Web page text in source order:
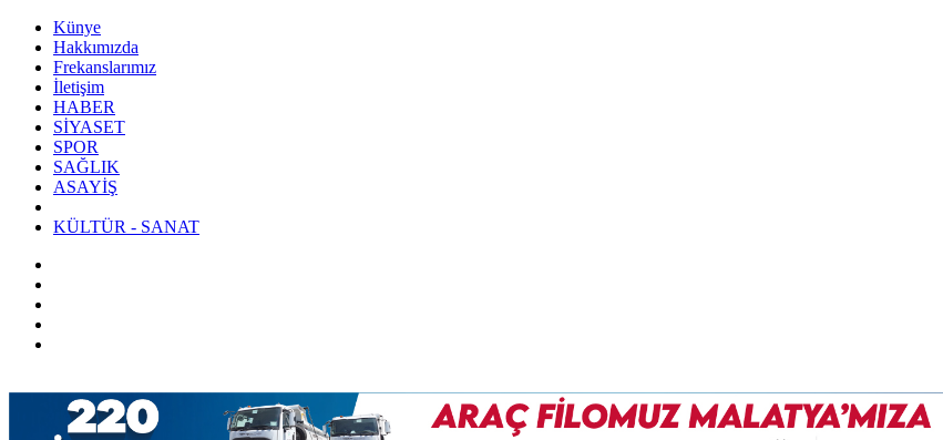
Künye
Hakkımızda
Frekanslarımız
İletişim
HABER
SİYASET
SPOR
SAĞLIK
ASAYİŞ
KÜLTÜR - SANAT